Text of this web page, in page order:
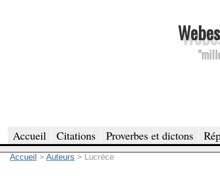
Accueil Citations Proverbes et dictons
Accueil > Auteurs > Lucrèce